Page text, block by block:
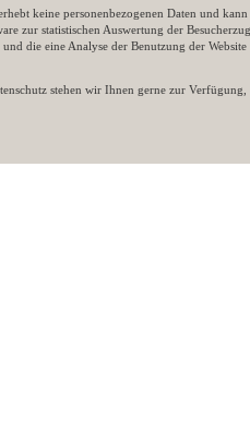
keine personenbezogenen Daten und
zur statistischen Auswertung der
und die eine Analyse der Benutzung der
stehen wir Ihnen gerne zur